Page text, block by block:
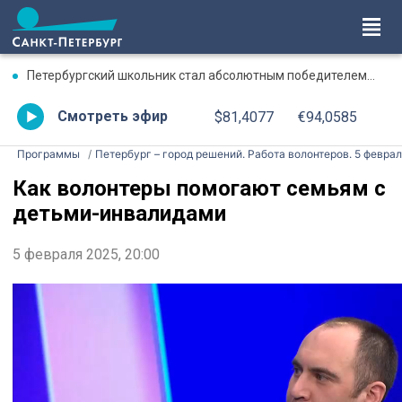
Петербургский школьник стал абсолютным победителем Международной олимпиады по ИИ
Смотреть эфир $81,4077 €94,0585
Программы Петербург – город решений. Работа волонтеров. 5
Как волонтеры помогают семьям с
детьми-инвалидами
5 февраля 2025, 20:00